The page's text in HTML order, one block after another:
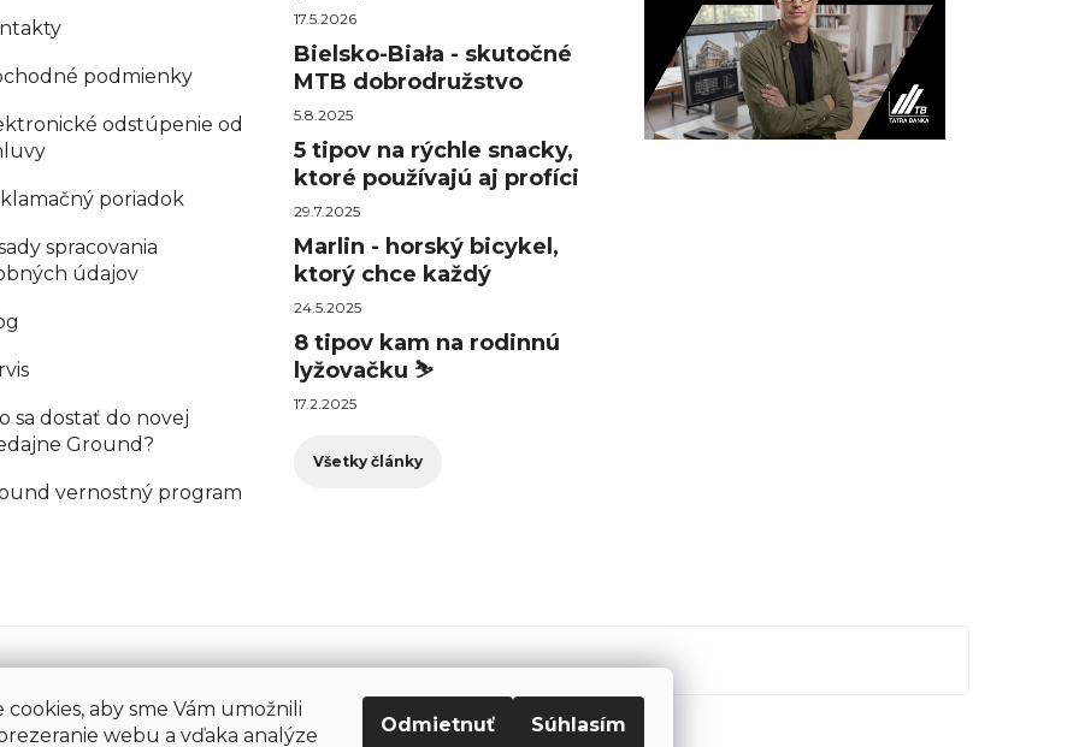
cookies, aby sme Vám umožnili
webu a vďaka analýze
Odmietnuť Súhlasím
podmienky
odstúpenie od
poriadok
spracovania
údajov
sa dostať do novej
Ground?
vernostný program
17.5.2026
Bielsko-Biała - skutočné
MTB dobrodružstvo
5.8.2025
5 tipov na rýchle snacky,
ktoré používajú aj profíci
29.7.2025
Marlin - horský bicykel,
ktorý chce každý
24.5.2025
8 tipov kam na rodinnú
lyžovačku ⛷️
17.2.2025
Všetky články